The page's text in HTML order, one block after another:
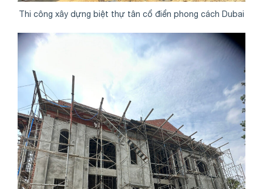
Thi công xây dựng biệt thự tân cổ điển phong cách Dubai